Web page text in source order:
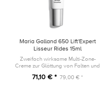
Maria Galland 650 Lift'Expert
Lisseur Rides 15ml
Zweifach wirksame Multi-Zone-
Creme zur Glättung von Falten und
Augenpartie.
71,10 € * 79,00 € *